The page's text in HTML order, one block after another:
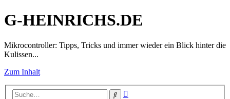
G-HEINRICHS.DE
Mikrocontroller: Tipps, Tricks und immer wieder ein Blick hinter die
Kulissen...
Zum Inhalt
Suche